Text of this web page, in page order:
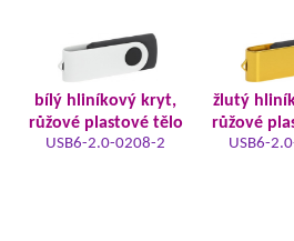
bílý hliníkový kryt,
růžové plastové tělo
USB6-2.0-0208-2
žlutý
růžové
USB6-